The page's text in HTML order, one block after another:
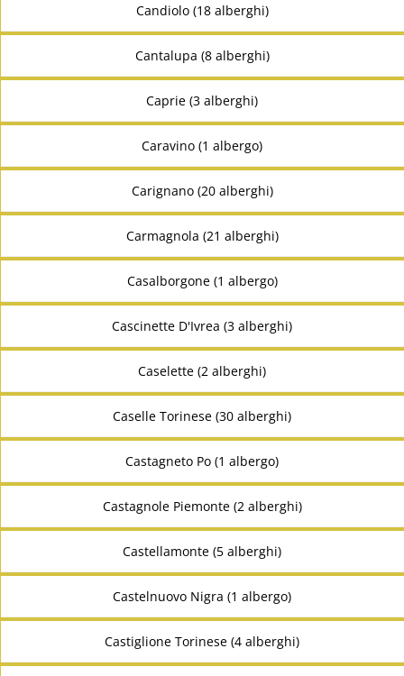
Candiolo (18 alberghi)
Cantalupa (8 alberghi)
Caprie (3 alberghi)
Caravino (1 albergo)
Carignano (20 alberghi)
Carmagnola (21 alberghi)
Casalborgone (1 albergo)
Cascinette D'Ivrea (3 alberghi)
Caselette (2 alberghi)
Caselle Torinese (30 alberghi)
Castagneto Po (1 albergo)
Castagnole Piemonte (2 alberghi)
Castellamonte (5 alberghi)
Castelnuovo Nigra (1 albergo)
Castiglione Torinese (4 alberghi)